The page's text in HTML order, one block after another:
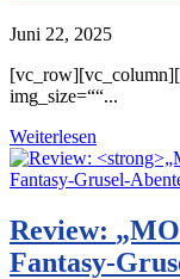
Juni 22, 2025
img_size=““...
Weiterlesen
Review:
Fantasy-